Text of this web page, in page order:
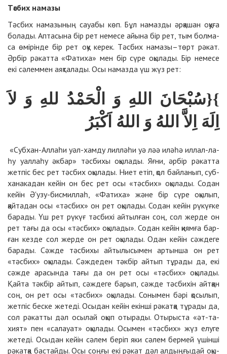
Тәс­бих на­ма­зы
Тәс­бих на­ма­зы­ның сауабы көп. Бұл на­маз­ды әр­қа­шан оқу­ға
бо­ла­ды. Ап­та­сы­на бір рет не­ме­се айын­а бір рет, тым бол­ма­
са өмі­рін­де бір рет оқу ке­рек. Тәс­бих на­ма­зы–төрт рә­кат.
Әр­бір рә­кат­та «Фа­ти­ха» мен бір сү­ре оқы­ла­ды. Бір не­ме­се
екі сә­лем­мен аяқ­та­ла­ды. Осы на­маз­да үш жүз рет:
}
{سُبْحَانَ اللهِ وَ الْحَمْدُ للهِ وَ لاَ
اِلَهَ اِلاَّ اللهُ وَ اللهُ اَكْبَرُ
«Суб­хан-Аллаһи уәл-хам­ду лил­лә­һи уә ләә илә­һә ил­лал-ла­
һу уаллаһу әк­бар» тәс­би­хы оқы­ла­ды. Яғ­ни, әр­бір рә­кат­та
жет­піс бес рет тәс­бих оқы­ла­ды. Ниет етіп, қол байла­нып, суб­
ха­на­ка­дан кейін он бес рет осы «тәс­бих» оқы­ла­ды. Со­дан
кейін Ә'узу-бис­мил­лаһ, «Фа­ти­ха» жә­не бір сү­ре оқы­лып,
қайта­дан осы «тәс­бих» он рет оқы­ла­ды. Со­дан кейін рү­күғ­ке
ба­ра­ды. Үш рет рү­күғ тәс­би­хі ай­тыл­ған соң, сол жер­де он
рет та­ғы да осы «тәс­бих» оқы­ла­ды». Со­дан кейін қиям­ға бар­
ған кез­де сол жер­де он рет оқы­ла­ды. Одан кейін сәж­де­ге
ба­ра­ды. Сәж­де тәс­би­хы айты­лы­сы­мен ар­тын­ша он рет
«тәс­бих» оқы­ла­ды. Сәж­де­ден тәк­бір ай­тып тұ­ра­ды да, екі
сәж­де ара­сын­да та­ғы да он рет осы «тәс­бих» оқы­ла­ды.
Қайта тәк­бір ай­тып, сәж­де­ге ба­рып, сәж­де тәс­би­хін айт­қан
соң, он рет осы «тәс­бих» оқы­ла­ды. Со­ны­мен бә­рі қо­сы­лып,
жет­піс бес­ке же­те­ді. Осы­дан кейін екін­ші рә­кат­қа тұ­ра­ды да,
сол рә­кат­ты дәл осы­лай оқып оты­ра­ды. Оты­рыс­та «әт-та­
хият» пен «салауат» оқы­ла­ды. Осы­мен «тәс­бих» жүз елу­ге
же­те­ді. Осы­дан кейін сә­лем бе­ріп яки сә­лем бер­мей үшін­ші
рә­кат­қа бас­тайды. Осы соң­ғы екі рә­кат дәл ал­дың­ғы­дай оқы­